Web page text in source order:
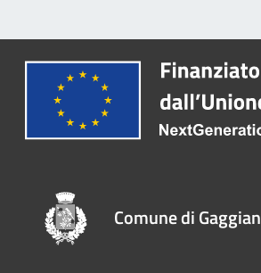
Comune di